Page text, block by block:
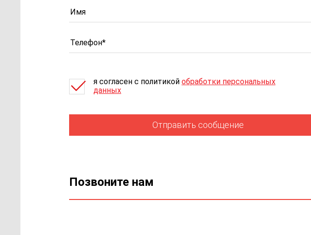
я согласен c политикой обработки персональных
данных
Отправить сообщение
Позвоните нам